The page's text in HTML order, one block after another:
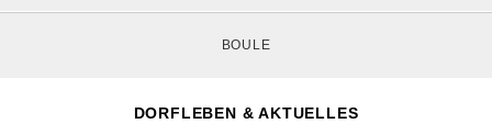
BOULE
DORFLEBEN & AKTUELLES